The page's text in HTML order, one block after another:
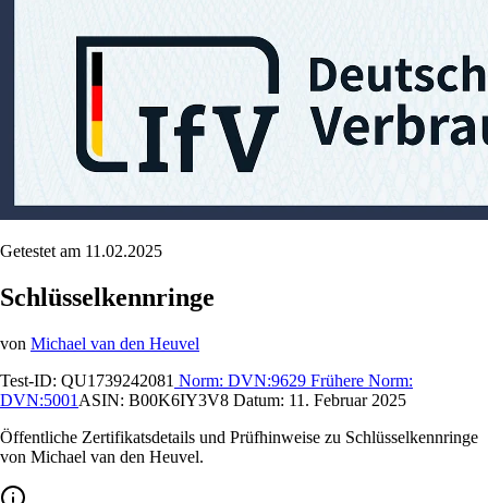
Getestet am 11.02.2025
Schlüsselkennringe
von Michael van den Heuvel
Test-ID: QU1739242081 Norm: DVN:9629 Frühere Norm:
DVN:5001 ASIN: B00K6IY3V8 Datum: 11. Februar 2025
Öffentliche Zertifikatsdetails und Prüfhinweise zu Schlüsselkennringe
von Michael van den Heuvel.